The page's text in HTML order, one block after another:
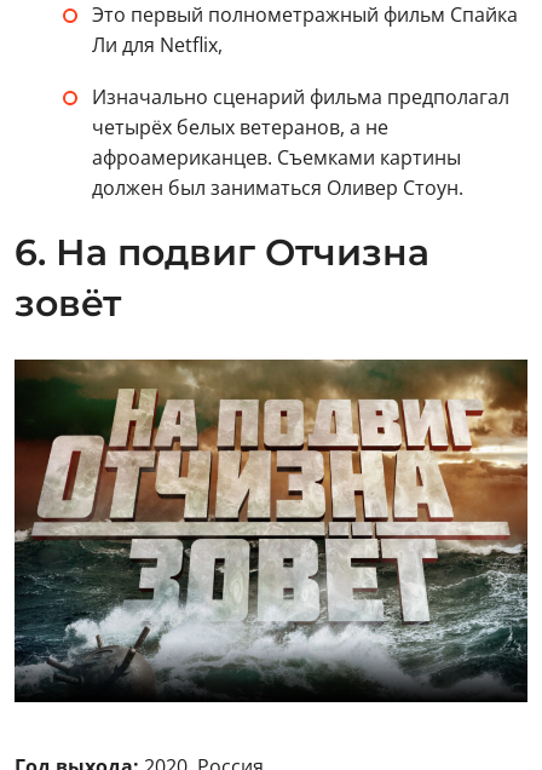
Это первый полнометражный фильм Спайка
Ли для Netflix,
Изначально сценарий фильма предполагал
четырёх белых ветеранов, а не
афроамериканцев. Съемками картины
должен был заниматься Оливер Стоун.
6. На подвиг Отчизна
зовёт